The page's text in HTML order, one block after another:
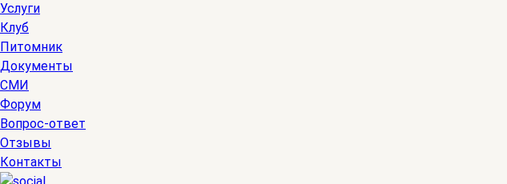
Услуги
Клуб
Питомник
Документы
СМИ
Форум
Вопрос-ответ
Отзывы
Контакты